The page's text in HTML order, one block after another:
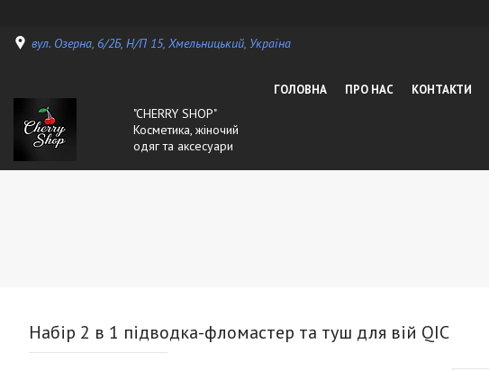
вул. Озерна, 6/2Б, Н/П 15, Хмельницький, Україна
"CHERRY SHOP"
Косметика, жіночий
одяг та аксесуари
ГОЛОВНА ПРО НАС КОНТАКТИ
Набір 2 в 1 підводка-фломастер та туш для вій QIC